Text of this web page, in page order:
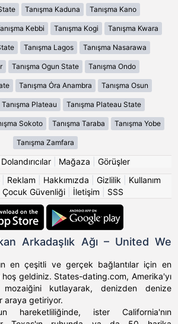
Tanışma Kaduna Tanışma Kano
Kebbi Tanışma Kogi Tanışma Kwara
Tanışma Lagos Tanışma Nasarawa
Tanışma Ogun State Tanışma Ondo
Tanışma Ȯra Anambra Tanışma Osun
Tanışma Plateau Tanışma Plateau State
Sokoto Tanışma Taraba Tanışma Yobe
Tanışma Zamfara
Dolandırıcılar Mağaza
Görüşler
Reklam Hakkımızda Gizlilik
Kullanım
Çocuk Güvenliği| İletişim SSS
Arkadaşlık Ağı – United We
en çeşitli ve gerçek bağlantılar için en
geldiniz. States-dating.com, Amerika'yı
kutlayarak, denizden denize
araya getiriyor.
hareketliliğinde, ister California'nın